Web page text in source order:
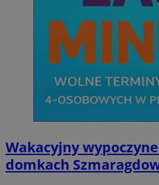
Wakacyjny
domkach